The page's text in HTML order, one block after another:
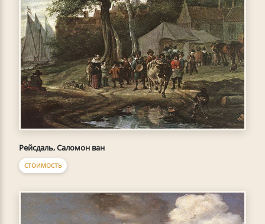
Рейсдаль, Саломон ван
СТОИМОСТЬ